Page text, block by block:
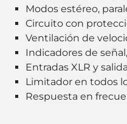
Modos estéreo,
Circuito con
Ventilación de
Indicadores de
Entradas XLR y
Limitador en todos
Respuesta en